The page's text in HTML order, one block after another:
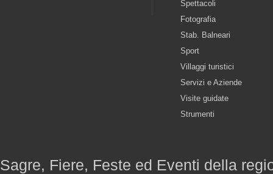
Spettacoli
Fotografia
Stab. Balneari
Sport
Villaggi turistici
Servizi e Aziende
Visite guidate
Strumenti
Sagre, Fiere, Feste ed Eventi della